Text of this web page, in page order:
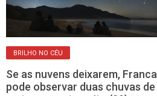
BRILHO NO CÉU
Se as nuvens deixarem, Franca
pode observar duas chuvas de